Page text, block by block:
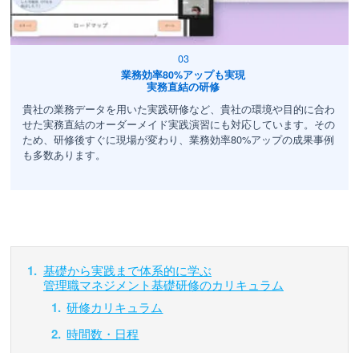
業務効率80%アップも実現
実務直結の研修
貴社の業務データを用いた実践研修など、貴社の環境や目的に合わ
せた実務直結のオーダーメイド実践演習にも対応しています。その
ため、研修後すぐに現場が変わり、業務効率80%アップの成果事例
も多数あります。
基礎から実践まで体系的に学ぶ
管理職マネジメント基礎研修のカリキュラム
研修カリキュラム
時間数・日程